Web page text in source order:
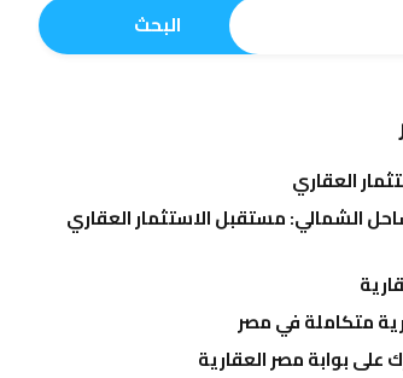
البحث
العقاري
الشمالي: مستقبل الاستثمار العقاري
متكاملة في مصر
على بوابة مصر العقارية